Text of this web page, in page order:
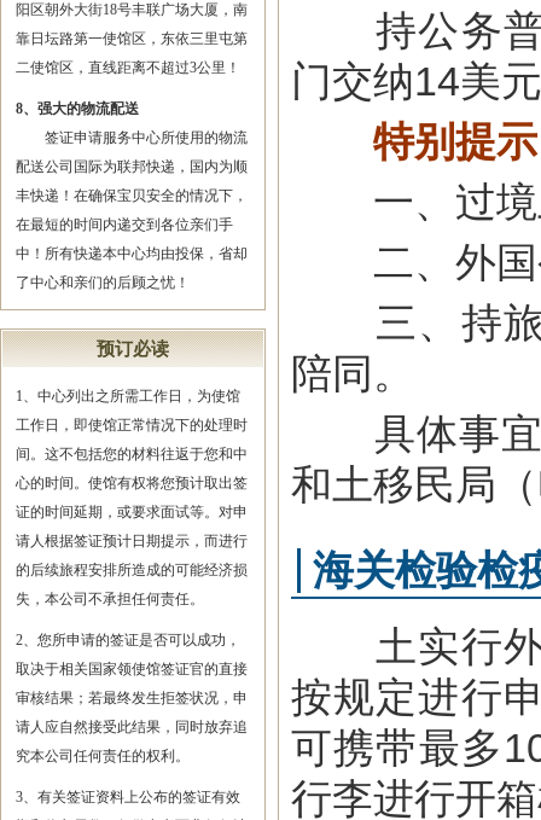
阳区朝外大街18号丰联广场大厦，南
靠日坛路第一使馆区，东依三里屯第
二使馆区，直线距离不超过3公里！
8、强大的物流配送
签证申请服务中心所使用的物流
配送公司国际为联邦快递，国内为顺
丰快递！在确保宝贝安全的情况下，
在最短的时间内递交到各位亲们手
中！所有快递本中心均由投保，省却
了中心和亲们的后顾之忧！
预订必读
1、中心列出之所需工作日，为使馆
工作日，即使馆正常情况下的处理时
间。这不包括您的材料往返于您和中
心的时间。使馆有权将您预计取出签
证的时间延期，或要求面试等。对申
请人根据签证预计日期提示，而进行
的后续旅程安排所造成的可能经济损
失，本公司不承担任何责任。
2、您所申请的签证是否可以成功，
取决于相关国家领使馆签证官的直接
审核结果；若最终发生拒签状况，申
请人应自然接受此结果，同时放弃追
究本公司任何责任的权利。
3、有关签证资料上公布的签证有效
持公务普
门交纳14美
特别提
一、过境
二、外国
三、持旅
陪同。
具体事宜
和土移民局
海关检验检
土实行外
按规定进行
可携带最多
行李进行开